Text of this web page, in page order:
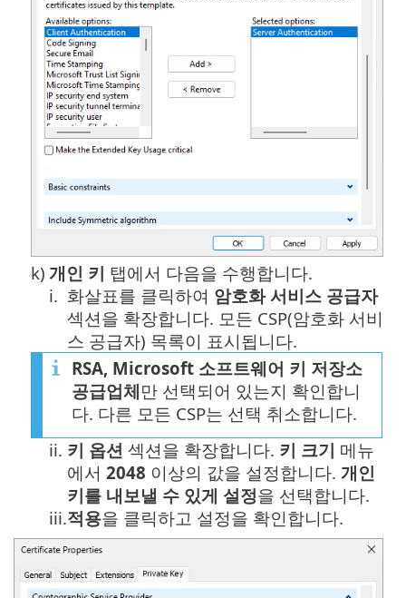
k) 개인 키 탭에서 다음을 수행합니다.
i. 화살표를 클릭하여 암호화 서비스 공급자
섹션을 확장합니다. 모든 CSP(암호화 서비
스 공급자) 목록이 표시됩니다.
RSA, Microsoft 소프트웨어 키 저장소
공급업체만 선택되어 있는지 확인합니
다. 다른 모든 CSP는 선택 취소합니다.
ii. 키 옵션 섹션을 확장합니다. 키 크기 메뉴
에서 2048 이상의 값을 설정합니다. 개인
키를 내보낼 수 있게 설정을 선택합니다.
iii.적용을 클릭하고 설정을 확인합니다.